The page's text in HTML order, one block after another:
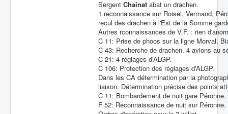
Sergent Chainat abat un drachen.
1 reconnaissance sur Roisel, Vermand,
recul des drachen à l'Est de la Somme
Autres rconnaissances de V.F. : rien
C 11: Prise de phoos sur la ligne Morval,
C 43: Recherche de drachen. 4 avions au
C 21: 4 réglages d'ALGP.
C 106: Protection des réglages d'ALGP.
Dans les CA détermination par la
liaison. Détermination précise des points
C 11: Bombardement de nuit gare Péronne.
F 52: Reconnaissance de nuit sur Péronne.